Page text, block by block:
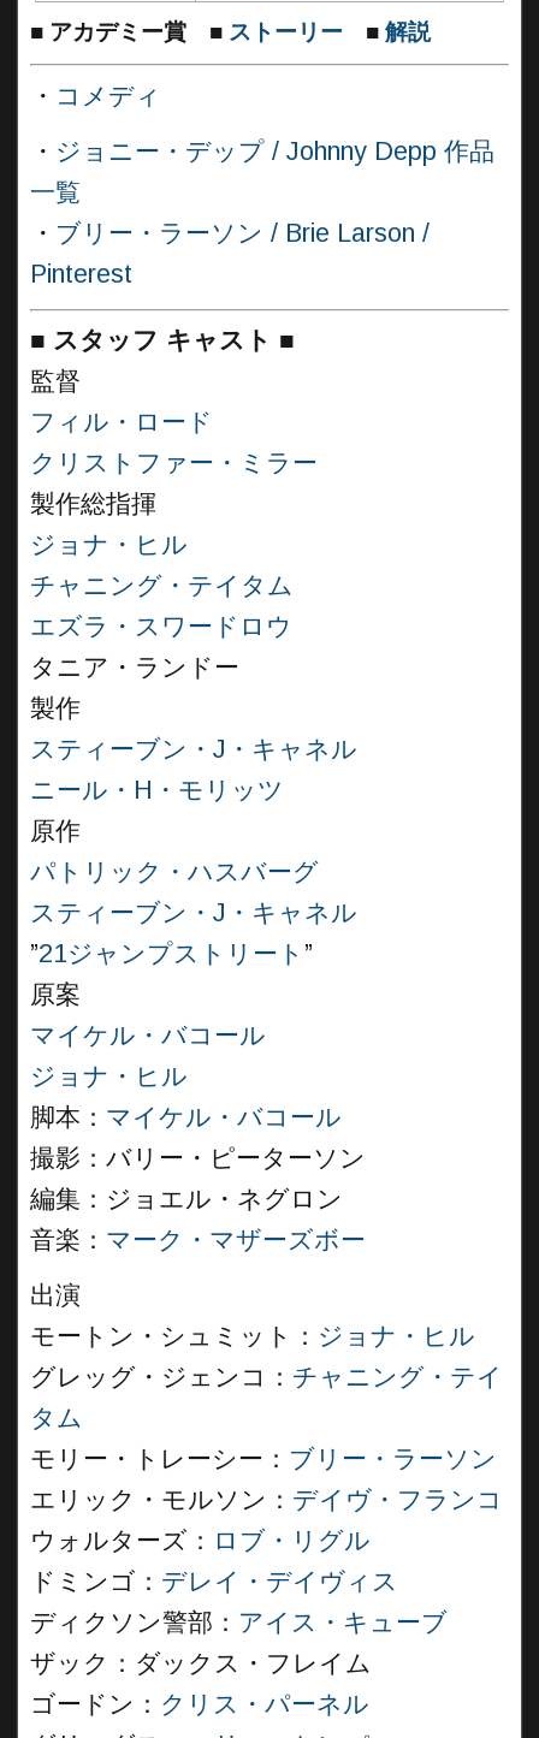
■ アカデミー賞 ■ ストーリー ■ 解説
・ コメディ
・ ジョニー・デップ / Johnny Depp 作品
一覧
・ ブリー・ラーソン / Brie Larson /
Pinterest
■ スタッフ キャスト ■
監督
フィル・ロード
クリストファー・ミラー
製作総指揮
ジョナ・ヒル
チャニング・テイタム
エズラ・スワードロウ
タニア・ランドー
製作
スティーブン・J・キャネル
ニール・H・モリッツ
原作
パトリック・ハスバーグ
スティーブン・J・キャネル
”21ジャンプストリート ”
原案
マイケル・バコール
ジョナ・ヒル
脚本： マイケル・バコール
撮影：バリー・ピーターソン
編集：ジョエル・ネグロン
音楽： マーク・マザーズボー
出演
モートン・シュミット： ジョナ・ヒル
グレッグ・ジェンコ： チャニング・テイ
タム
モリー・トレーシー： ブリー・ラーソン
エリック・モルソン： デイヴ・フランコ
ウォルターズ： ロブ・リグル
ドミンゴ： デレイ・デイヴィス
ディクソン警部： アイス・キューブ
ザック：ダックス・フレイム
ゴードン： クリス・パーネル